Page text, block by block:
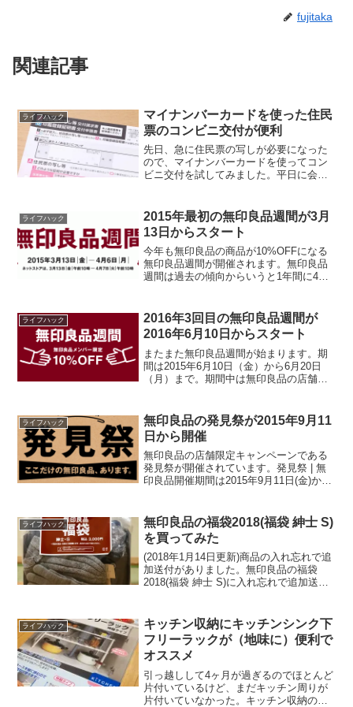
fujitaka
関連記事
ライフハック
マイナンバーカードを使った住民
票のコンビニ交付が便利
先日、急に住民票の写しが必要になった
ので、マイナンバーカードを使ってコン
ビニ交付を試してみました。平日に会社
に便利です。目次 コンビニ交付とは 自治
体が対応しているか確...
ライフハック
2015年最初の無印良品週間が3月
13日からスタート
今年も無印良品の商品が10%OFFになる
無印良品週間が開催されます。無印良品
週間は過去の傾向からいうと1年間に4回
から4月7日までだったのに対して、今年
は...
ライフハック
2016年3回目の無印良品週間が
2016年6月10日からスタート
またまた無印良品週間が始まります。期
間は2015年6月10日（金）から6月20日
（月）まで。期間中は無印良品の店舗と
と次回は10月まで無印良品週間はないは
ずですので...
ライフハック
無印良品の発見祭が2015年9月11
日から開催
無印良品の店舗限定キャンペーンである
発見祭が開催されています。発見祭 | 無
印良品開催期間は2015年9月11日(金)から
井吉祥寺店 テラスモール湘南...
ライフハック
無印良品の福袋2018(福袋 紳士 S)
を買ってみた
(2018年1月14日更新)商品の入れ忘れで追
加送付がありました。無印良品の福袋
2018(福袋 紳士 S)に入れ忘れで追加送付 |
しまったので手に入れて...
ライフハック
キッチン収納にキッチンシンク下
フリーラックが（地味に）便利で
オススメ
引っ越しして4ヶ月が過ぎるのでほとんど
片付いているけど、まだキッチン周りが
片付いていなかった。キッチン収納のキ